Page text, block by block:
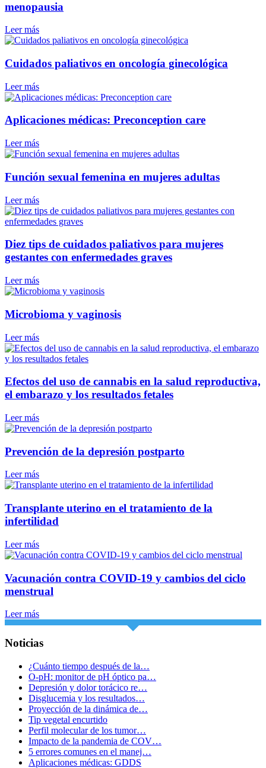
menopausia
Leer más
Cuidados paliativos en oncología ginecológica
Leer más
Aplicaciones médicas: Preconception care
Leer más
Función sexual femenina en mujeres adultas
Leer más
Diez tips de cuidados paliativos para mujeres
gestantes con enfermedades graves
Leer más
Microbioma y vaginosis
Leer más
Efectos del uso de cannabis en la salud reproductiva,
el embarazo y los resultados fetales
Leer más
Prevención de la depresión postparto
Leer más
Transplante uterino en el tratamiento de la
infertilidad
Leer más
Vacunación contra COVID-19 y cambios del ciclo
menstrual
Leer más
Noticias
¿Cuánto tiempo después de la…
O-pH: monitor de pH óptico pa…
Depresión y dolor torácico re…
Disglucemia y los resultados…
Proyección de la dinámica de…
Tip vegetal encurtido
Perfil molecular de los tumor…
Impacto de la pandemia de COV…
5 errores comunes en el manej…
Aplicaciones médicas: GDDS